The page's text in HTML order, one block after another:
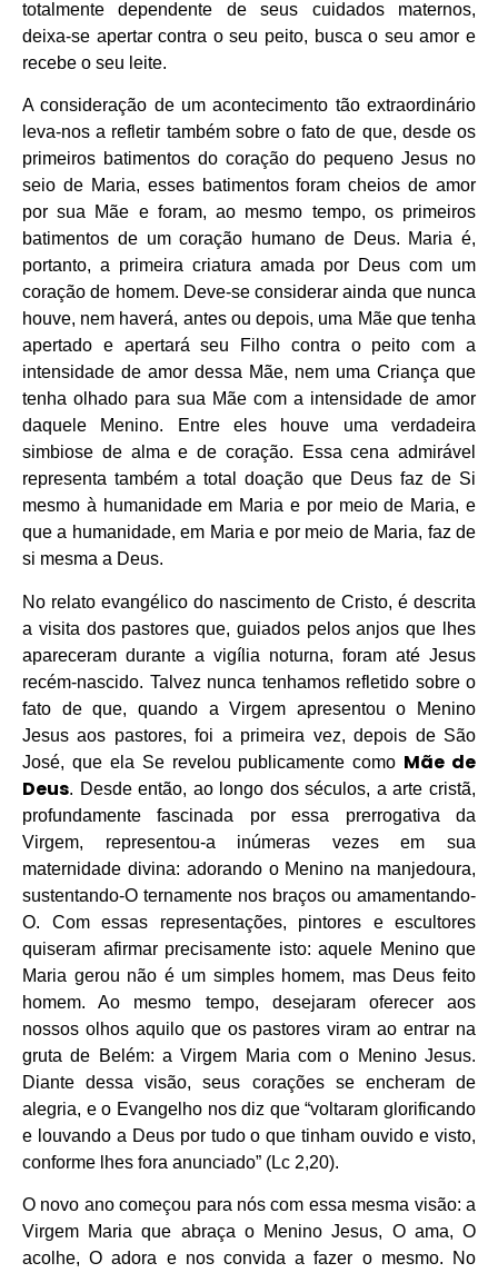
totalmente dependente de seus cuidados maternos,
deixa-se apertar contra o seu peito, busca o seu amor e
recebe o seu leite.
A consideração de um acontecimento tão extraordinário
leva-nos a refletir também sobre o fato de que, desde os
primeiros batimentos do coração do pequeno Jesus no
seio de Maria, esses batimentos foram cheios de amor
por sua Mãe e foram, ao mesmo tempo, os primeiros
batimentos de um coração humano de Deus. Maria é,
portanto, a primeira criatura amada por Deus com um
coração de homem. Deve-se considerar ainda que nunca
houve, nem haverá, antes ou depois, uma Mãe que tenha
apertado e apertará seu Filho contra o peito com a
intensidade de amor dessa Mãe, nem uma Criança que
tenha olhado para sua Mãe com a intensidade de amor
daquele Menino. Entre eles houve uma verdadeira
simbiose de alma e de coração. Essa cena admirável
representa também a total doação que Deus faz de Si
mesmo à humanidade em Maria e por meio de Maria, e
que a humanidade, em Maria e por meio de Maria, faz de
si mesma a Deus.
No relato evangélico do nascimento de Cristo, é descrita
a visita dos pastores que, guiados pelos anjos que lhes
apareceram durante a vigília noturna, foram até Jesus
recém-nascido. Talvez nunca tenhamos refletido sobre o
fato de que, quando a Virgem apresentou o Menino
Jesus aos pastores, foi a primeira vez, depois de São
José, que ela Se revelou publicamente como Mãe de
Deus. Desde então, ao longo dos séculos, a arte cristã,
profundamente fascinada por essa prerrogativa da
Virgem, representou-a inúmeras vezes em sua
maternidade divina: adorando o Menino na manjedoura,
sustentando-O ternamente nos braços ou amamentando-
O. Com essas representações, pintores e escultores
quiseram afirmar precisamente isto: aquele Menino que
Maria gerou não é um simples homem, mas Deus feito
homem. Ao mesmo tempo, desejaram oferecer aos
nossos olhos aquilo que os pastores viram ao entrar na
gruta de Belém: a Virgem Maria com o Menino Jesus.
Diante dessa visão, seus corações se encheram de
alegria, e o Evangelho nos diz que “voltaram glorificando
e louvando a Deus por tudo o que tinham ouvido e visto,
conforme lhes fora anunciado” (Lc 2,20).
O novo ano começou para nós com essa mesma visão: a
Virgem Maria que abraça o Menino Jesus, O ama, O
acolhe, O adora e nos convida a fazer o mesmo. No